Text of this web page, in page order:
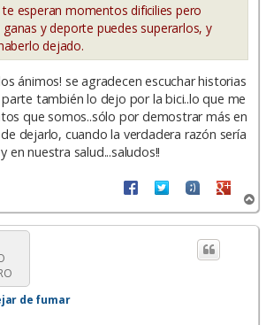
esperan momentos dificilies pero
y deporte puedes superarlos, y
dejado.
ánimos! se agradecen escuchar historias
también lo dejo por la bici..lo que me
que somos..sólo por demostrar más en
dejarlo, cuando la verdadera razón sería
en nuestra salud...saludos!!
r
r
de fumar